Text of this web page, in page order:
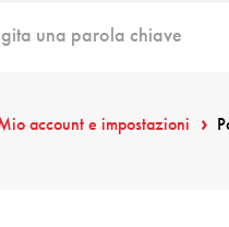
account e impostazioni